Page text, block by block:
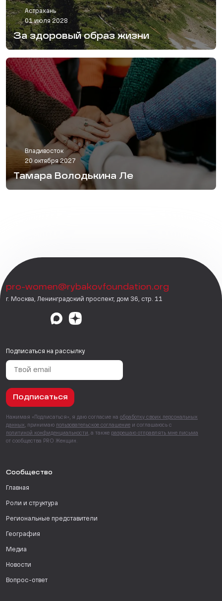
Астрахань
01 июля 2028
За здоровый образ жизни
Владивосток
20 октября 2027
Тамара Володькина Ле
pro-women@rybakovfoundation.org
г. Москва, Ленинградский проспект, дом 36, стр. 11
Подписаться на рассылку
Подписаться
Нажимая «Подписаться», я даю согласие на обработку своих персональных
данных , принимаю пользовательское соглашение и соглашаюсь с
политикой конфиденциальности , а также разрешаю отправлять мне письма
от сообщества PRO Женщин.
Сообщество
Главная
Роли и структура
Региональные представители
География
Медиа
Новости
Вопрос-ответ